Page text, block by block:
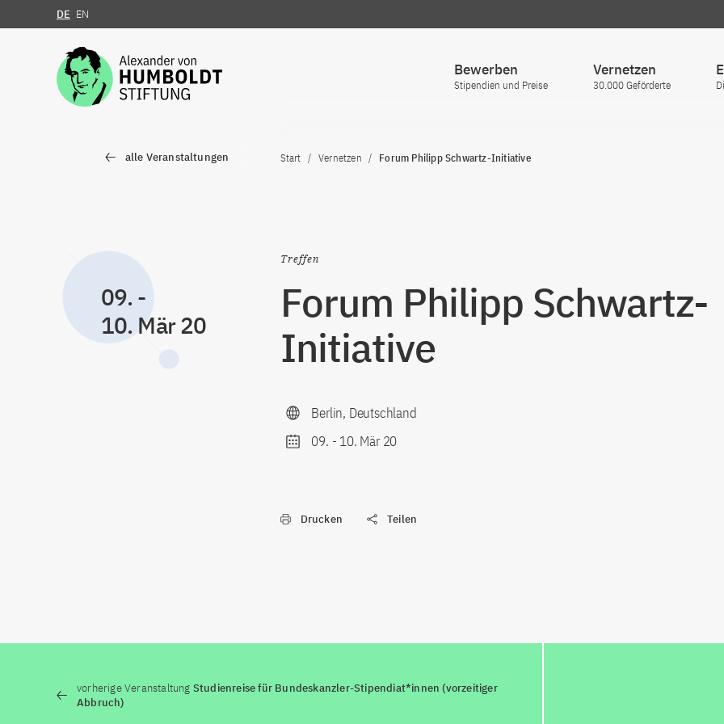
Zum Inhalt springen
DE EN
Bewerben
Stipendien und Preise
Vernetzen
30.000 Geförderte
alle Veranstaltungen Start Vernetzen Forum Philipp Schwartz-Initiative
09. -
10. Mär 20
Treffen
Forum Philipp Schwartz-
Initiative
Berlin, Deutschland
09. - 10. Mär 20
Drucken Teilen
vorherige Veranstaltung Studienreise für Bundeskanzler-Stipendiat*innen (vorzeitiger
Abbruch)